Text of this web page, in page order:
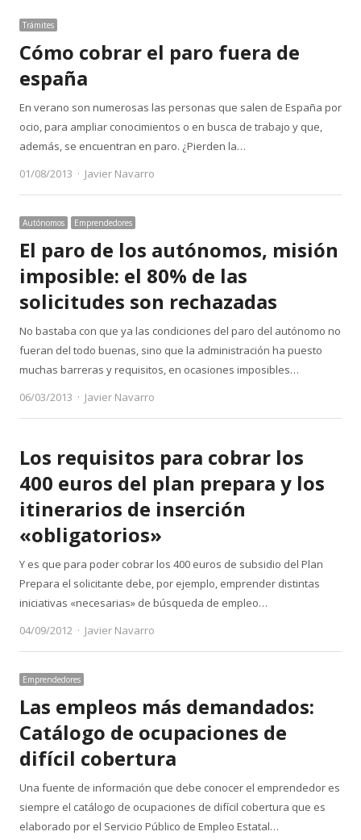
Trámites
Cómo cobrar el paro fuera de
españa
En verano son numerosas las personas que salen de España por
ocio, para ampliar conocimientos o en busca de trabajo y que,
además, se encuentran en paro. ¿Pierden la…
01/08/2013
Author
Javier Navarro
Autónomos Emprendedores
El paro de los autónomos, misión
imposible: el 80% de las
solicitudes son rechazadas
No bastaba con que ya las condiciones del paro del autónomo no
fueran del todo buenas, sino que la administración ha puesto
muchas barreras y requisitos, en ocasiones imposibles…
06/03/2013
Author
Javier Navarro
Los requisitos para cobrar los
400 euros del plan prepara y los
itinerarios de inserción
«obligatorios»
Y es que para poder cobrar los 400 euros de subsidio del Plan
Prepara el solicitante debe, por ejemplo, emprender distintas
iniciativas «necesarias» de búsqueda de empleo…
04/09/2012
Author
Javier Navarro
Emprendedores
Las empleos más demandados:
Catálogo de ocupaciones de
difícil cobertura
Una fuente de información que debe conocer el emprendedor es
siempre el catálogo de ocupaciones de difícil cobertura que es
elaborado por el Servicio Público de Empleo Estatal…